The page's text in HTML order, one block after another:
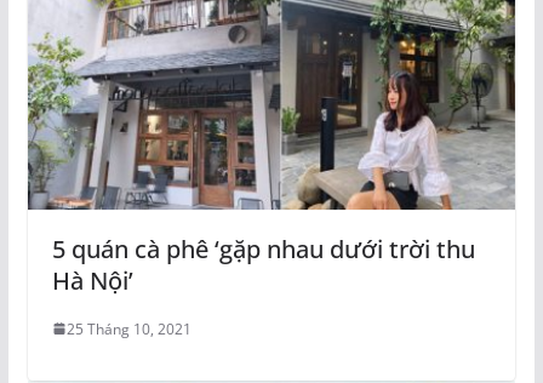
5 quán cà phê ‘gặp nhau dưới trời thu
Hà Nội’
25 Tháng 10, 2021